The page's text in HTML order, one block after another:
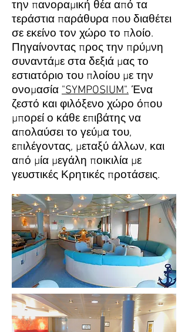
την πανοραμική θέα από τα
τεράστια παράθυρα που διαθέτει
σε εκείνο τον χώρο το πλοίο.
Πηγαίνοντας προς την πρύμνη
συναντάμε στα δεξιά μας το
εστιατόριο του πλοίου με την
ονομασία "SYMPOSIUM". Ένα
ζεστό και φιλόξενο χώρο όπου
μπορεί ο κάθε επιβάτης να
απολαύσει το γεύμα του,
επιλέγοντας, μεταξύ άλλων, και
από μία μεγάλη ποικιλία με
γευστικές Κρητικές προτάσεις.